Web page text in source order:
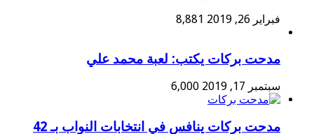
فبراير 26, 2019 8,881
مدحت بركات يكتب: لعبة محمد علي
سبتمبر 17, 2019 6,000
مدحت بركات ينافس في انتخابات النواب بـ 42